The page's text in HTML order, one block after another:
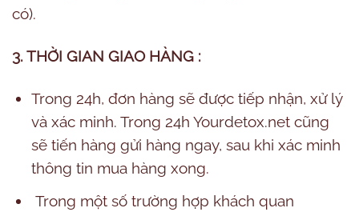
có).
3. THỜI GIAN GIAO HÀNG :
Trong 24h, đơn hàng sẽ được tiếp nhận, xử lý
và xác minh. Trong 24h Yourdetox.net cũng
sẽ tiến hàng gửi hàng ngay, sau khi xác minh
thông tin mua hàng xong.
Trong một số trường hợp khách quan